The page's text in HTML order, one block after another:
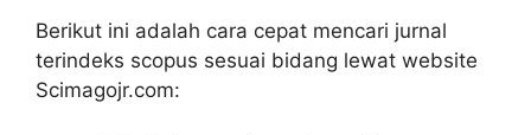
Berikut ini adalah cara cepat mencari jurnal
terindeks scopus sesuai bidang lewat website
Scimagojr.com: